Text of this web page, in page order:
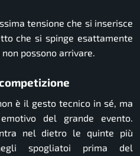
tensione che si inserisce
che si spinge esattamente
possono arrivare.
è il gesto tecnico in sé, ma
del grande evento.
nel dietro le quinte più
spogliatoi prima del